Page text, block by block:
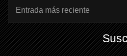
Entrada más reciente